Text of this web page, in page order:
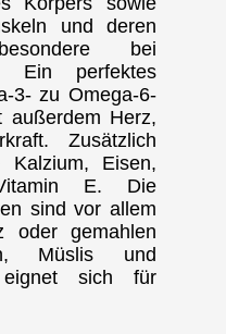
und deren
bei
Ein perfektes
3- zu Omega-6-
außerdem Herz,
Zusätzlich
Kalzium, Eisen,
E. Die
sind vor allem
oder gemahlen
Müslis und
eignet sich für